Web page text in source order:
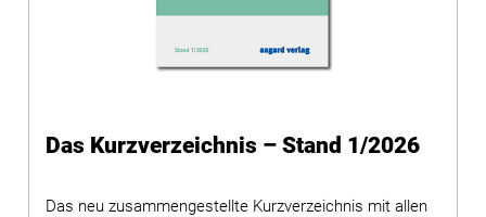
Das Kurzverzeichnis – Stand 1/2026
Das neu zusammengestellte Kurzverzeichnis mit allen